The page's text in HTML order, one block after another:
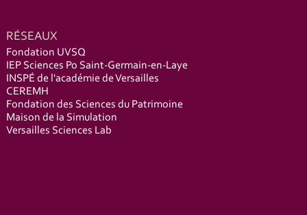
RÉSEAUX
Fondation UVSQ
IEP Sciences Po Saint-Germain-en-Laye
INSPÉ de l'académie de Versailles
CEREMH
Fondation des Sciences du Patrimoine
Maison de la Simulation
Versailles Sciences Lab